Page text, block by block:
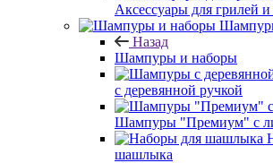
Аксессуары для грилей и
Назад
Шампуры и наборы
с деревянной ручкой
Шампуры "Премиум" с
шашлыка